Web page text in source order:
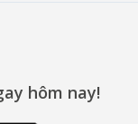
hôm nay!